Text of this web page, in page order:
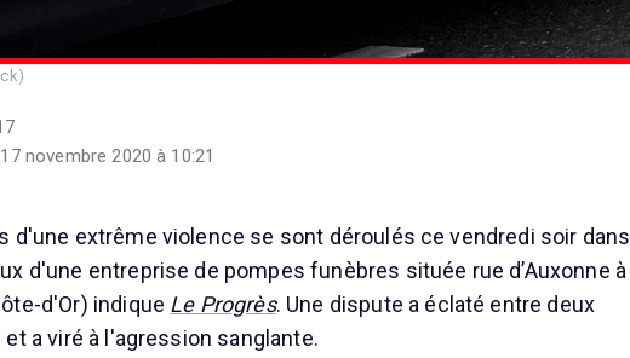
novembre 2020 à 10:21
d'une extrême violence se sont déroulés ce vendredi soir dans
d'une entreprise de pompes funèbres située rue d’Auxonne à
d'Or) indique Le Progrès. Une dispute a éclaté entre deux
et a viré à l'agression sanglante.